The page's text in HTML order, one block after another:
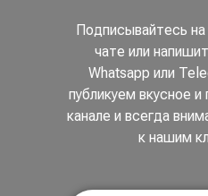
Подписывайтесь
чате или
Whatsapp или
публикуем вкусное
канале и всегда
к нашим